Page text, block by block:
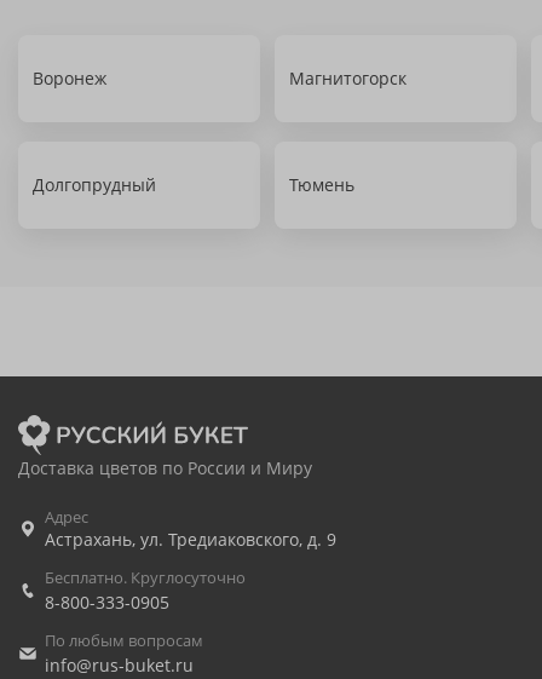
Воронеж Магнитогорск
Долгопрудный Тюмень
Доставка цветов по России и Миру
Адрес
Астрахань, ул. Тредиаковского, д. 9
Бесплатно. Круглосуточно
8-800-333-0905
По любым вопросам
info@rus-buket.ru